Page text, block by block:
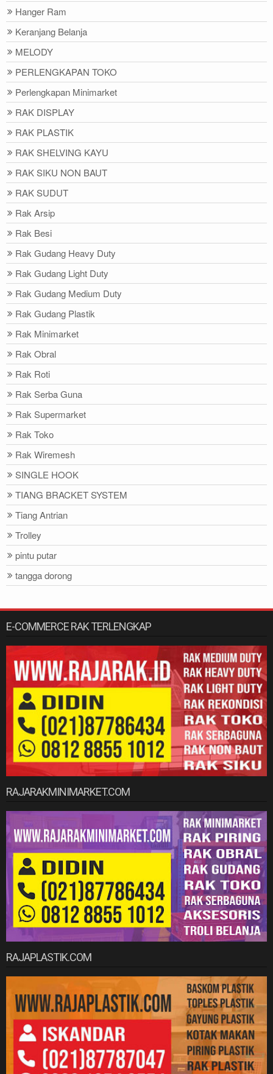
Hanger Ram
Keranjang Belanja
MELODY
PERLENGKAPAN TOKO
Perlengkapan Minimarket
RAK DISPLAY
RAK PLASTIK
RAK SHELVING KAYU
RAK SIKU NON BAUT
RAK SUDUT
Rak Arsip
Rak Besi
Rak Gudang Heavy Duty
Rak Gudang Light Duty
Rak Gudang Medium Duty
Rak Gudang Plastik
Rak Minimarket
Rak Obral
Rak Roti
Rak Serba Guna
Rak Supermarket
Rak Toko
Rak Wiremesh
SINGLE HOOK
TIANG BRACKET SYSTEM
Tiang Antrian
Trolley
pintu putar
tangga dorong
E-COMMERCE RAK TERLENGKAP
RAJARAKMINIMARKET.COM
RAJAPLASTIK.COM